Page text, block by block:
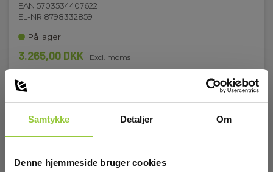
Samtykke Detaljer Om
Denne hjemmeside bruger cookies
EAN 5703534407622
EL-NR 8798332859
På lager
3.265,00 DKK Excl. moms
Læg i kurv